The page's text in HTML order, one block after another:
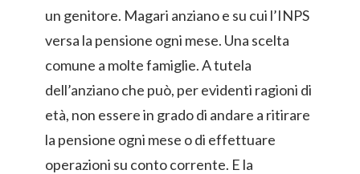
un genitore. Magari anziano e su cui l’INPS
versa la pensione ogni mese. Una scelta
comune a molte famiglie. A tutela
dell’anziano che può, per evidenti ragioni di
età, non essere in grado di andare a ritirare
la pensione ogni mese o di effettuare
operazioni su conto corrente. E la